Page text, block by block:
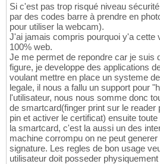
Si c'est pas trop risqué niveau
par des codes barre à prendre en
pour utiliser la webcam).
J'ai jamais compris pourquoi y'a cette
100% web.
Je me permet de repondre car je suis
figure, je developpe des applications
voulant mettre en place un systeme
legale, il nous a fallu un support pour
l'utilisateur, nous nous somme donc
de smartcard(finger print sur le reader
pin et activer le certificat) ensuite
la smartcard, c'est la aussi un des
machine corrompu on ne peut
signature. Les regles de bon usage
utilisateur doit posseder